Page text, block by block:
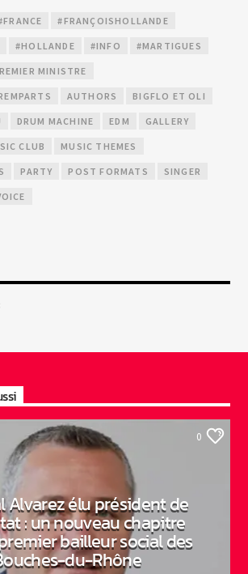
#FRANÇOISHOLLANDE
#HOLLANDE #INFO #MARTIGUES
MINISTRE
AUTHORS BIGFLO ET OLI
DRUM MACHINE EDM GALLERY
CLUB MUSIC THEMES
PARTY POST FORMATS SINGER
0
Alvarez élu président de
: un nouveau chapitre
bailleur social des
du-Rhône